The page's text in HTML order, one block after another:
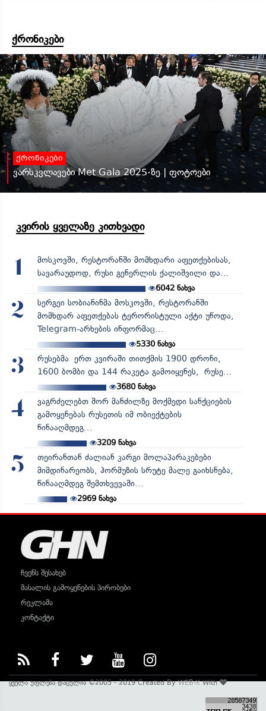
ქრონიკები
ქრონიკები
ვარსკვლავები Met Gala 2025-ზე | ფოტოები
კვირის ყველაზე კითხვადი
1
მოსკოვში, რესტორანში მომხდარი აფეთქებისას,
სავარაუდოდ, რუსი გენერლის ქალიშვილი და...
6042 ნახვა
2
სერგეი სობიანინმა მოსკოვში, რესტორანში
მომხდარ აფეთქებას ტერორისტული აქტი უწოდა,
Telegram-არხების ინფორმაც...
5330ნახვა
3
რუსებმა ერთ კვირაში თითქმის 1900 დრონი,
1600 ბომბი და 144 რაკეტა გამოიყენეს, რუსე...
3680ნახვა
4
ვაგრძელებთ შორ მანძილზე მოქმედი სანქციების
გამოყენებას რუსეთის იმ ობიექტების
წინააღმდეგ...
3209ნახვა
5
თეირანთან ძალიან კარგი მოლაპარაკებები
მიმდინარეობს, ჰორმუზის სრუტე მალე გაიხსნება,
წინააღმდეგ შემთხვევაში...
2969ნახვა
ჩვენს შესახებ
მასალის გამოყენების პირობები
რეკლამა
კონტაქტი
ყველა უფლება დაცულია ©2005 - 2019 Created ByWEB-XWith